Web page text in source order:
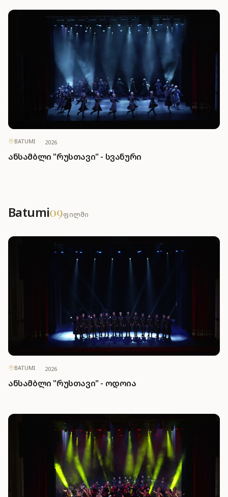
BATUMI · 2026
ანსამბლი "რუსთავი" - სვანური
Batumi09ფილმი
BATUMI · 2026
ანსამბლი "რუსთავი" - ოდოია